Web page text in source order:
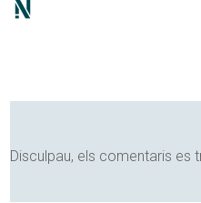
Disculpau, els comentaris es